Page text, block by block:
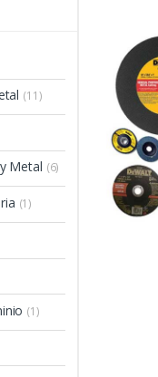
(11)
Metal (6)
(1)
(1)